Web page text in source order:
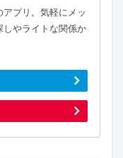
プリ。気軽にメッ
しやライトな関係か